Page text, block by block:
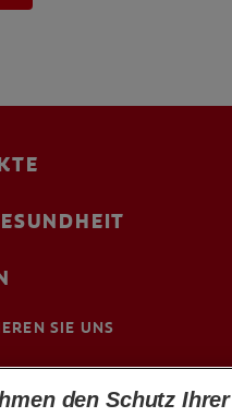
SIE UNS
den Schutz Ihrer